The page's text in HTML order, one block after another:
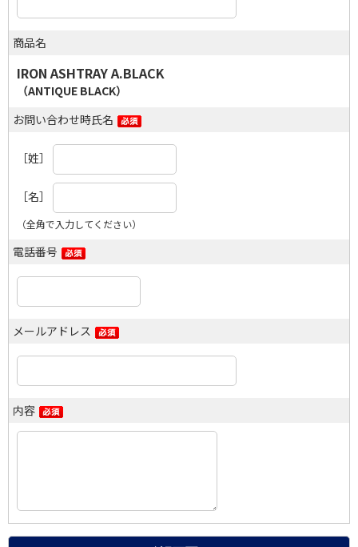
商品名
IRON ASHTRAY A.BLACK
（ANTIQUE BLACK）
お問い合わせ時氏名
［姓］
［名］
（全角で入力してください）
電話番号
メールアドレス
内容